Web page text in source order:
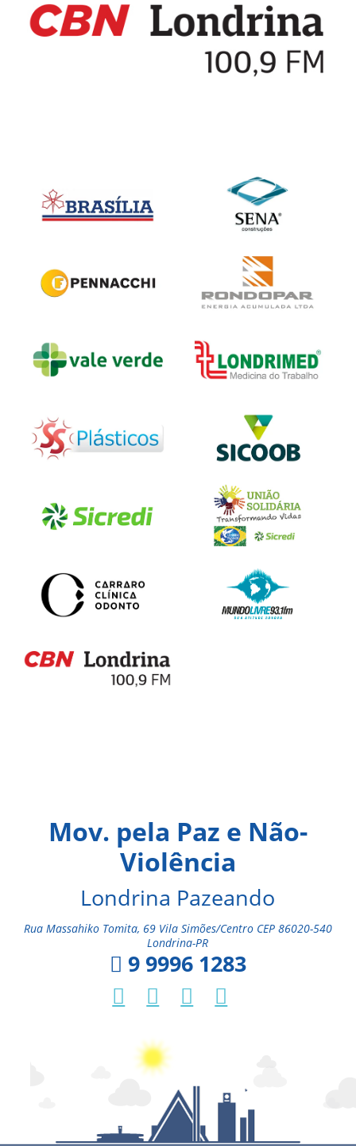
Mov. pela Paz e Não-
Violência
Londrina Pazeando
Rua Massahiko Tomita, 69 Vila Simões/Centro CEP 86020-540
Londrina-PR
9 9996 1283